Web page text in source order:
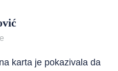
karta je pokazivala da